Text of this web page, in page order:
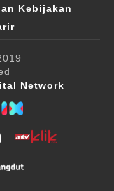
Kebijakan
Network